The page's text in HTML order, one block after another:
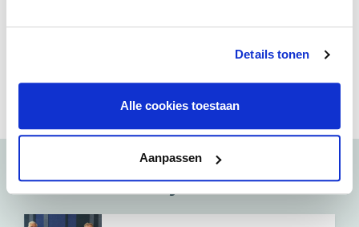
Details tonen
Alle cookies toestaan
Aanpassen
Delen:
Bekijk ook